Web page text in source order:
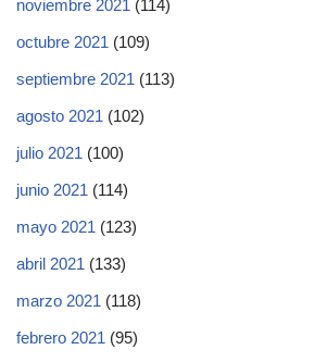
noviembre 2021 (114)
octubre 2021 (109)
septiembre 2021 (113)
agosto 2021 (102)
julio 2021 (100)
junio 2021 (114)
mayo 2021 (123)
abril 2021 (133)
marzo 2021 (118)
febrero 2021 (95)